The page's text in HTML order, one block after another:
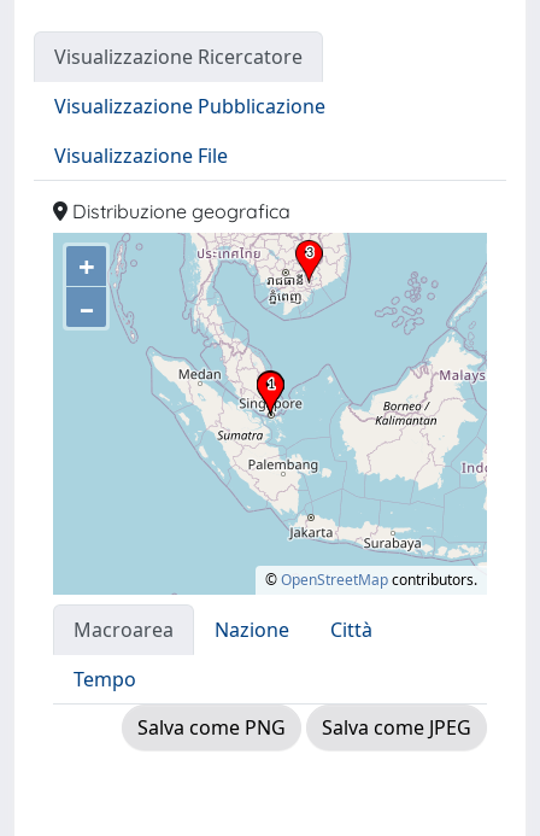
Visualizzazione Ricercatore
Visualizzazione Pubblicazione
Visualizzazione File
Distribuzione geografica
+
–
©OpenStreetMapcontributors.
Macroarea Nazione
Città
Tempo
Salva come PNG
Salva come JPEG